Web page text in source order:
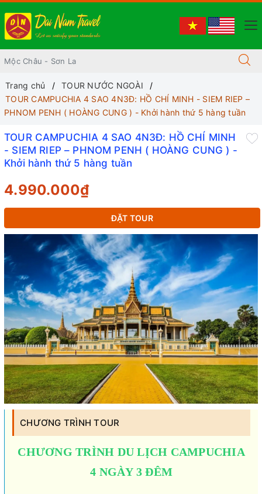
Trang chủ
TOUR NƯỚC NGOÀI
TOUR CAMPUCHIA 4 SAO 4N3Đ: HỒ CHÍ MINH - SIEM RIEP –
PHNOM PENH ( HOÀNG CUNG ) - Khởi hành thứ 5 hàng tuần
CHƯƠNG TRÌNH TOUR
CHƯƠNG TRÌNH DU LỊCH CAMPUCHIA
4 NGÀY 3 ĐÊM
TOUR CAMPUCHIA 4 SAO 4N3Đ: HỒ CHÍ MINH
- SIEM RIEP – PHNOM PENH ( HOÀNG CUNG ) -
Khởi hành thứ 5 hàng tuần
4.990.000₫
ĐẶT TOUR